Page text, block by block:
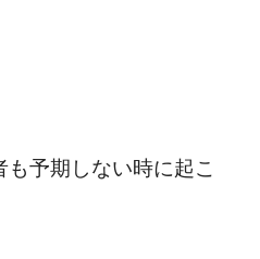
予期しない時に起こ